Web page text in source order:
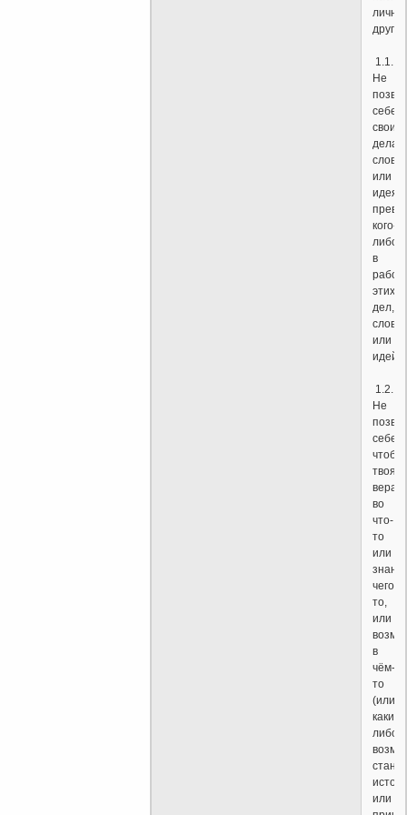
1.1.
Не
себе
или
кого-
либо
в
рабов
этих
дел,
слов
или
идей.
1.2.
Не
себе,
чтобы
твоя
вера
во
что-
то
или
чего-
то,
или
в
чём-
то
(или
какие-
либо
или